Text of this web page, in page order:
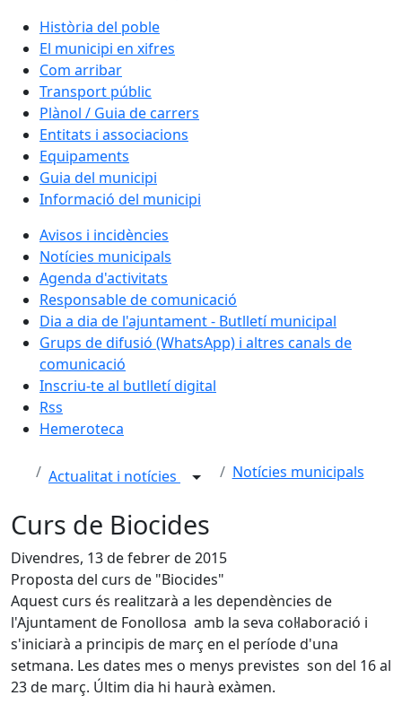
Història del poble
El municipi en xifres
Com arribar
Transport públic
Plànol / Guia de carrers
Entitats i associacions
Equipaments
Guia del municipi
Informació del municipi
Avisos i incidències
Notícies municipals
Agenda d'activitats
Responsable de comunicació
Dia a dia de l'ajuntament - Butlletí municipal
Grups de difusió (WhatsApp) i altres canals de
comunicació
Inscriu-te al butlletí digital
Rss
Hemeroteca
Actualitat i notícies Notícies municipals
Curs de Biocides
Divendres, 13 de febrer de 2015
Proposta del curs de "Biocides"
Aquest curs és realitzarà a les dependències de
l'Ajuntament de Fonollosa amb la seva col·laboració i
s'iniciarà a principis de març en el període d'una
setmana. Les dates mes o menys previstes son del 16 al
23 de març. Últim dia hi haurà exàmen.